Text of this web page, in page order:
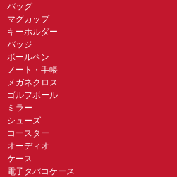
バッグ
マグカップ
キーホルダー
バッジ
ボールペン
ノート・手帳
メガネクロス
ゴルフボール
ミラー
シューズ
コースター
オーディオ
ケース
電子タバコケース